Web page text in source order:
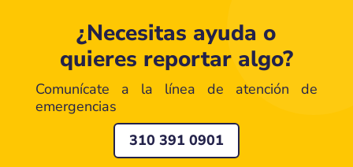
¿Necesitas ayuda o
quieres reportar algo?
Comunícate a la línea de atención de
emergencias
310 391 0901